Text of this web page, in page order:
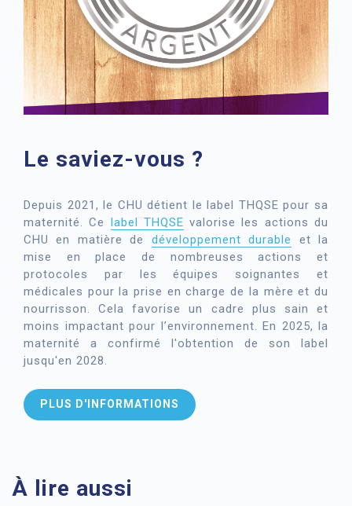
Le saviez-vous ?
Depuis 2021, le CHU détient le label THQSE pour sa
maternité. Ce label THQSE valorise les actions du
CHU en matière de développement durable
et la
mise en place de nombreuses actions et
protocoles par les équipes soignantes et
médicales pour la prise en charge de la mère et du
nourrisson. Cela favorise un cadre plus sain et
moins impactant pour l’environnement. En 2025, la
maternité a confirmé l'obtention de son label
jusqu'en 2028.
PLUS D'INFORMATIONS
À lire aussi